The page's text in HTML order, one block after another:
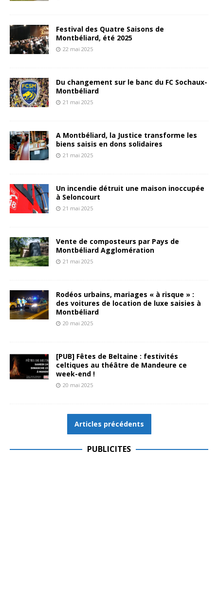
Festival des Quatre Saisons de
Montbéliard, été 2025
22 mai 2025
Du changement sur le banc du FC Sochaux-
Montbéliard
21 mai 2025
A Montbéliard, la Justice transforme les
biens saisis en dons solidaires
21 mai 2025
Un incendie détruit une maison inoccupée
à Seloncourt
21 mai 2025
Vente de composteurs par Pays de
Montbéliard Agglomération
21 mai 2025
Rodéos urbains, mariages « à risque » :
des voitures de location de luxe saisies à
Montbéliard
20 mai 2025
[PUB] Fêtes de Beltaine : festivités
celtiques au théâtre de Mandeure ce
week-end !
20 mai 2025
Articles précédents
PUBLICITES